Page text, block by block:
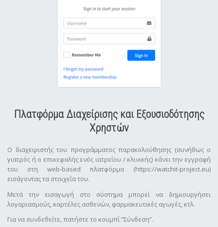
Πλατφόρμα Διαχείρισης και Εξουσιοδότησης
Χρηστών
Ο διαχειριστής του προγράμματος παρακολούθησης (συνήθως ο
γιατρός ή ο επικεφαλής ενός ιατρείου / κλινικής) κάνει την εγγραφή
του στη web-based πλατφόρμα (https://watchit-project.eu)
εισάγοντας τα στοιχεία του.
Μετά την εισαγωγή στο σύστημα μπορεί να δημιουργήσει
λογαριασμούς, καρτέλες ασθενών, φαρμακευτικές αγωγές, κτλ.
Για να συνδεθείτε, πατήστε το κουμπί “Σύνδεση”.